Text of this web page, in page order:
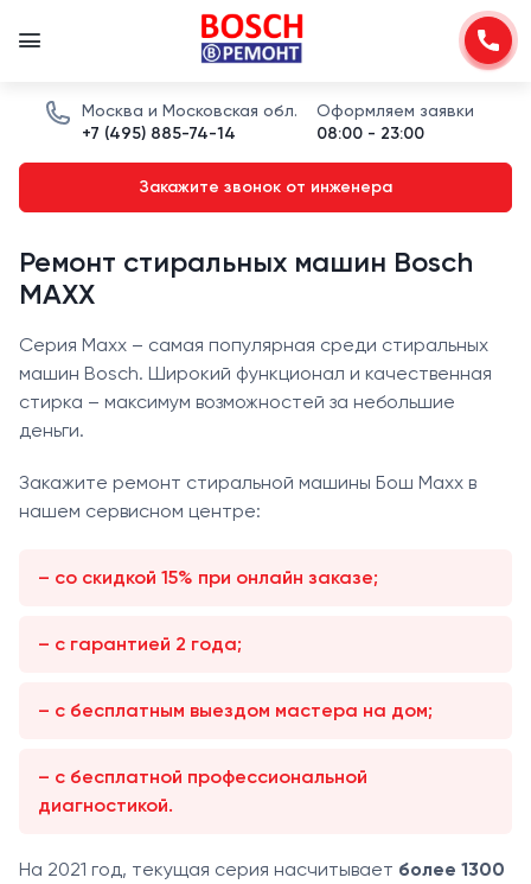
Москва и Московская обл.
+7 (495) 885-74-14
Оформляем заявки
08:00 - 23:00
Закажите звонок от инженера
Ремонт стиральных машин Bosch
MAXX
Серия Maxx – самая популярная среди стиральных
машин Bosch. Широкий функционал и качественная
стирка – максимум возможностей за небольшие
деньги.
Закажите ремонт стиральной машины Бош Maxx в
нашем сервисном центре:
– со скидкой 15% при онлайн заказе;
– с гарантией 2 года;
– с бесплатным выездом мастера на дом;
– с бесплатной профессиональной
диагностикой.
На 2021 год, текущая серия насчитывает более 1300